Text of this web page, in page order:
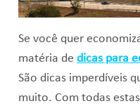
Se você quer
matéria de dicas para
São dicas imperdíveis
muito. Com todas